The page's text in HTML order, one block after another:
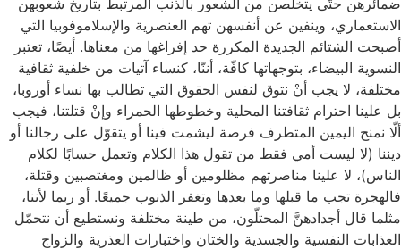
الاستعماري، وينفين عن أنفسهن تهم العنصرية والإسلاموفوبيا التي
أصبحت الشتائم الجديدة المكررة حد إفراغها من معناها. أيضًا، تعتبر
النسوية البيضاء، بتوجهاتها كافّة، أننّا، كنساء آتيات من خلفية ثقافية
مختلفة، لا يجب أنْ نتوق لنفس الحقوق التي تطالب بها نساء أوروبا،
بل علينا احترام ثقافتنا المحلية وخطوطها الحمراء وإنْ قتلتنا، فيجب
ألّا نمنح اليمين المتطرف فرصة ليشمت فينا أو يتقوّل على رجالنا أو
ديننا (لا ليست أمي فقط من تقول هذا الكلام وتعمل حسابًا لكلام
الناس)، لا علينا مناصرتهم مظلومين أو ظالمين ومغتصبين وقتلة،
فالهجرة تجب ما قبلها وما بعدها وتغفر الذنوب جميعًا. أو ربما لأننا،
مثلما قال أجدادهنَّ المحتلّون، من طينة مختلفة ونستطيع أن نتحمّل
العذابات النفسية والجسدية والختان واختبارات العذرية والزواج